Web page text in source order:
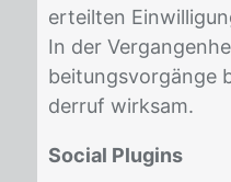
er­teil­ten
In der
bei­tungs­vor­gän­ge
der­ruf wirk­sam.
Social Plugins